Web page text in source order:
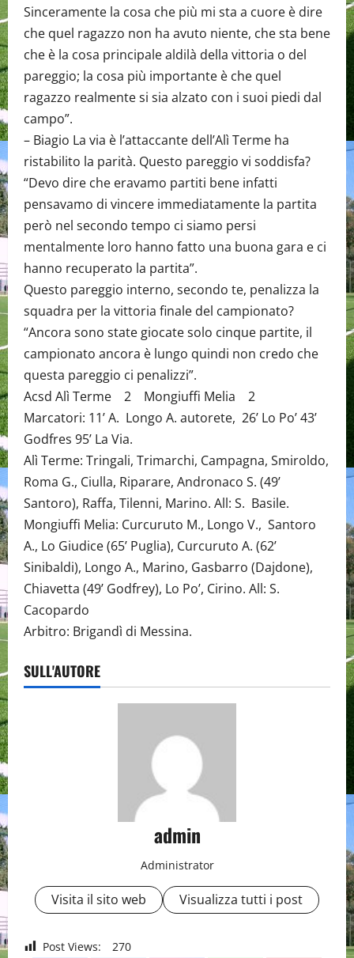
Sinceramente la cosa che più mi sta a cuore è dire
che quel ragazzo non ha avuto niente, che sta bene
che è la cosa principale aldilà della vittoria o del
pareggio; la cosa più importante è che quel
ragazzo realmente si sia alzato con i suoi piedi dal
campo”.
– Biagio La via è l’attaccante dell’Alì Terme ha
ristabilito la parità. Questo pareggio vi soddisfa?
“Devo dire che eravamo partiti bene infatti
pensavamo di vincere immediatamente la partita
però nel secondo tempo ci siamo persi
mentalmente loro hanno fatto una buona gara e ci
hanno recuperato la partita”.
Questo pareggio interno, secondo te, penalizza la
squadra per la vittoria finale del campionato?
“Ancora sono state giocate solo cinque partite, il
campionato ancora è lungo quindi non credo che
questa pareggio ci penalizzi”.
Acsd Alì Terme 2 Mongiuffi Melia 2
Marcatori: 11’ A. Longo A. autorete, 26’ Lo Po’ 43’
Godfres 95’ La Via.
Alì Terme: Tringali, Trimarchi, Campagna, Smiroldo,
Roma G., Ciulla, Riparare, Andronaco S. (49’
Santoro), Raffa, Tilenni, Marino. All: S. Basile.
Mongiuffi Melia: Curcuruto M., Longo V., Santoro
A., Lo Giudice (65’ Puglia), Curcuruto A. (62’
Sinibaldi), Longo A., Marino, Gasbarro (Dajdone),
Chiavetta (49’ Godfrey), Lo Po’, Cirino. All: S.
Arbitro: Brigandì di Messina.
SULL'AUTORE
admin
Administrator
Visita il sito web Visualizza tutti i post
Post Views: 270